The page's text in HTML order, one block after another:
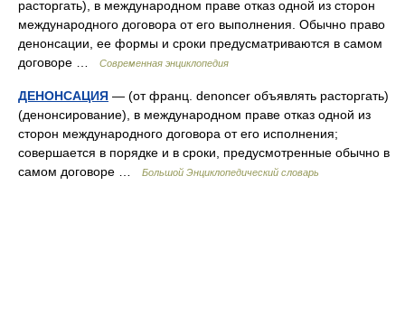
расторгать), в международном праве отказ одной из сторон
международного договора от его выполнения. Обычно право
денонсации, ее формы и сроки предусматриваются в самом
договоре …
Современная энциклопедия
ДЕНОНСАЦИЯ — (от франц. denoncer объявлять расторгать)
(денонсирование), в международном праве отказ одной из
сторон международного договора от его исполнения;
совершается в порядке и в сроки, предусмотренные обычно в
самом договоре …
Большой Энциклопедический словарь